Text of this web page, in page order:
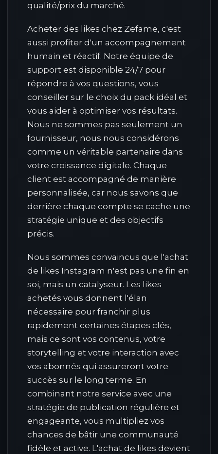
qualité/prix du marché.
Acheter des likes chez Zefame, c'est
aussi profiter d'un accompagnement
humain et réactif. Notre équipe de
support est disponible 24/7 pour
répondre à vos questions, vous
conseiller sur le choix du pack idéal et
vous aider à optimiser vos résultats.
Nous ne sommes pas seulement un
fournisseur, nous nous considérons
comme un véritable partenaire dans
votre croissance digitale. Chaque
client est accompagné de manière
personnalisée, car nous savons que
derrière chaque compte se cache une
stratégie unique et des objectifs
précis.
Nous sommes convaincus que l'achat
de likes Instagram n'est pas une fin en
soi, mais un catalyseur. Les likes
achetés vous donnent l'élan
nécessaire pour franchir plus
rapidement certaines étapes clés,
mais ce sont vos contenus, votre
storytelling et votre interaction avec
vos abonnés qui assureront votre
succès sur le long terme. En
combinant notre service avec une
stratégie de publication régulière et
engageante, vous multipliez vos
chances de bâtir une communauté
fidèle et active. L'achat de likes devient